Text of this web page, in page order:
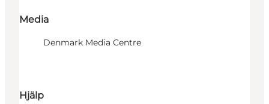
Media
Denmark Media Centre
Hjälp